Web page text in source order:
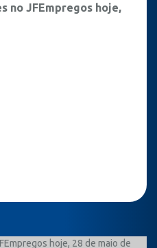
no JFEmpregos hoje,